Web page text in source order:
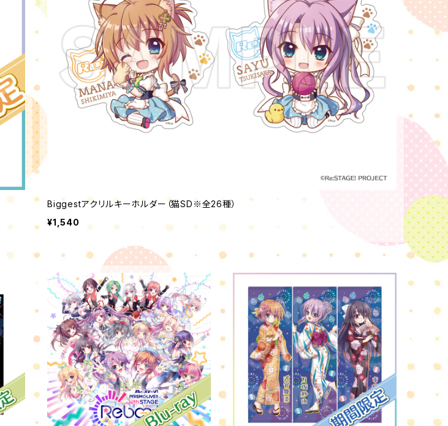
Biggestアクリルキーホルダー（猫SD※全26種）
¥1,540